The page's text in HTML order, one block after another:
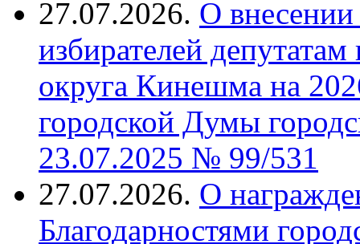
27.07.2026. О внесении
избирателей
округа Кинешма на
городской Думы
23.07.2025 № 99/531
27.07.2026. О
Благодарностями